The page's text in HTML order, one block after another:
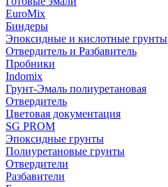
EuroMix
Биндеры
Эпоксидные и кислотные грунты
Отвердитель и Разбавитель
Пробники
Indomix
Грунт-Эмаль полиуретановая
Отвердитель
Цветовая документация
SG PROM
Эпоксидные грунты
Полиуретановые грунты
Отвердители
Разбавители